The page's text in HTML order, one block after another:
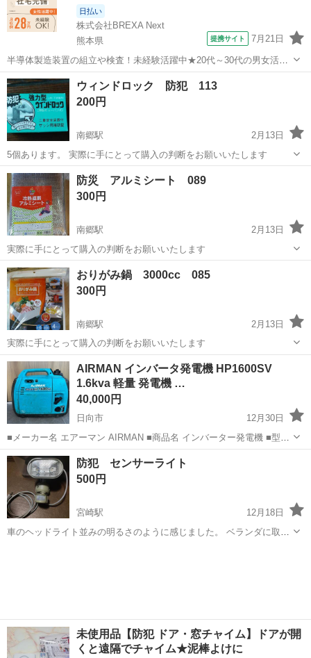
日払い
株式会社BREXA Next
熊本県
提携サイト 7月21日
半導体製造装置の組立や検査！未経験活躍中★20代～30代の男女活躍
中★ワンルーム寮完備！赴任旅費会社負担！マイカー通勤OK！無料駐
車場あり！正社員登用あり！《熊本県菊池郡大津町》 人気の工場のお
仕事 ◇半導体製造装置の組立...
熊本 その他
ウィンドロック 防犯 113
200円
南郷駅
2月13日
5個あります。 実際に手にとって購入の判断をお願いいたします
宮崎 日南市 南郷駅 防災、セキュリティ
防災 アルミシート 089
300円
南郷駅
2月13日
実際に手にとって購入の判断をお願いいたします
宮崎 日南市 南郷駅
おりがみ鍋 3000cc 085
300円
南郷駅
2月13日
実際に手にとって購入の判断をお願いいたします
宮崎 日南市 南郷駅 防災、セキュリティ
AIRMAN インバータ発電機 HP1600SV
1.6kva 軽量 発電機 …
40,000円
日向市
12月30日
■メーカー名 エアーマン AIRMAN ■商品名 インバーター発電機 ■型番
HP1600SV 周波数 50/60 Hz 定格出力1.6kVA 電圧100 V 燃
料 ガソリン 燃料タンク容量 3...
宮崎 日向市 防災、セキュリティ
防犯 センサーライト
500円
宮崎駅
12月18日
車のヘッドライト並みの明るさのように感じました。 ベランダに取り
未使用品【防犯 ドア・窓チャイム】ドアが開
くと遠隔でチャイム★泥棒よけに